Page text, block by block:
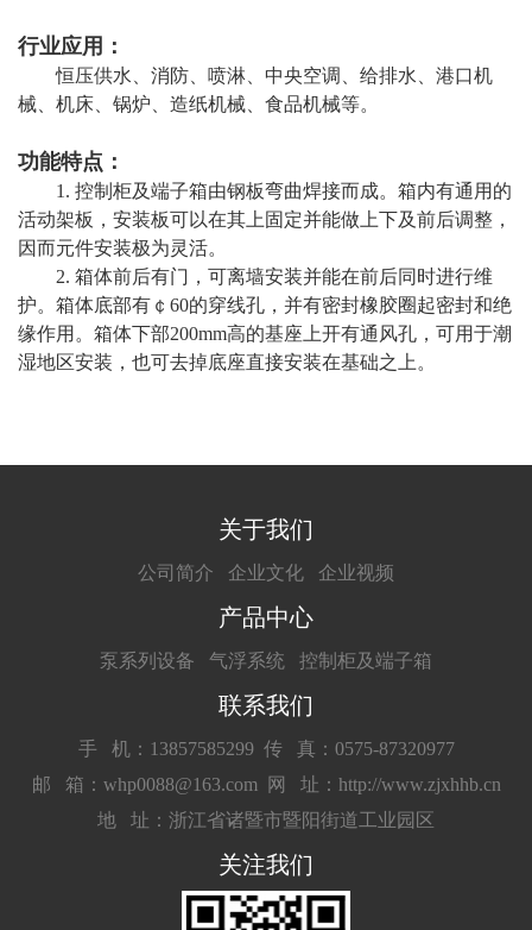
行业应用：
恒压供水、消防、喷淋、中央空调、给排水、港口机
械、机床、锅炉、造纸机械、食品机械等。
功能特点：
1. 控制柜及端子箱由钢板弯曲焊接而成。箱内有通用的
活动架板，安装板可以在其上固定并能做上下及前后调整，
因而元件安装极为灵活。
2. 箱体前后有门，可离墙安装并能在前后同时进行维
护。箱体底部有￠60的穿线孔，并有密封橡胶圈起密封和绝
缘作用。箱体下部200mm高的基座上开有通风孔，可用于潮
湿地区安装，也可去掉底座直接安装在基础之上。
关于我们
公司简介 企业文化 企业视频
产品中心
泵系列设备 气浮系统 控制柜及端子箱
联系我们
手 机：13857585299 传 真：0575-87320977
邮 箱：whp0088@163.com
网 址：http://www.zjxhhb.cn
地 址：浙江省诸暨市暨阳街道工业园区
关注我们